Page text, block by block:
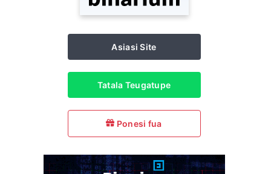
Asiasi Site
Tatala Teugatupe
Ponesi fua